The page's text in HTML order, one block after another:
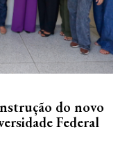
do novo
Federal